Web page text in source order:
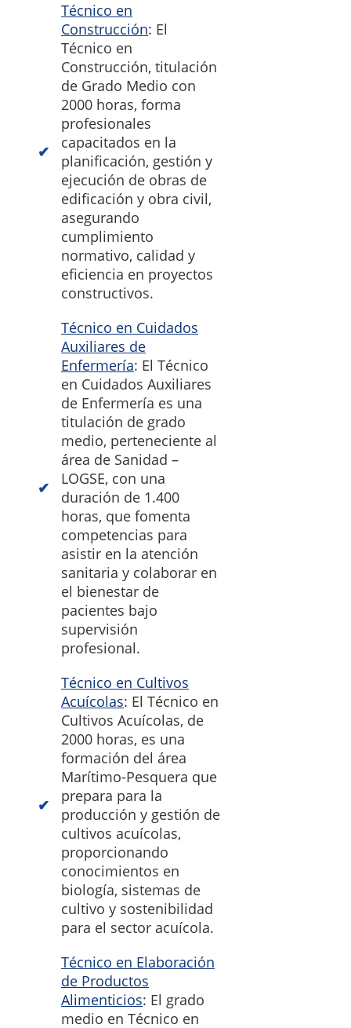
Técnico en
Construcción: El
Técnico en
Construcción, titulación
de Grado Medio con
2000 horas, forma
profesionales
capacitados en la
planificación, gestión y
ejecución de obras de
edificación y obra civil,
asegurando
cumplimiento
normativo, calidad y
eficiencia en proyectos
constructivos.
Técnico en Cuidados
Auxiliares de
Enfermería: El Técnico
en Cuidados Auxiliares
de Enfermería es una
titulación de grado
medio, perteneciente al
área de Sanidad –
LOGSE, con una
duración de 1.400
horas, que fomenta
competencias para
asistir en la atención
sanitaria y colaborar en
el bienestar de
pacientes bajo
supervisión
profesional.
Técnico en Cultivos
Acuícolas: El Técnico en
Cultivos Acuícolas, de
2000 horas, es una
formación del área
Marítimo-Pesquera que
prepara para la
producción y gestión de
cultivos acuícolas,
proporcionando
conocimientos en
biología, sistemas de
cultivo y sostenibilidad
para el sector acuícola.
Técnico en Elaboración
de Productos
Alimenticios: El grado
medio en Técnico en